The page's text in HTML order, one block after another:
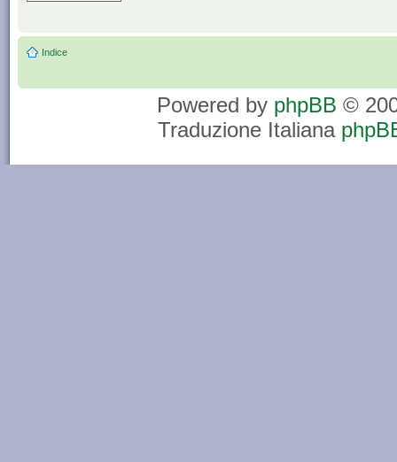
Indice
Powered by phpBB ©
Traduzione Italiana